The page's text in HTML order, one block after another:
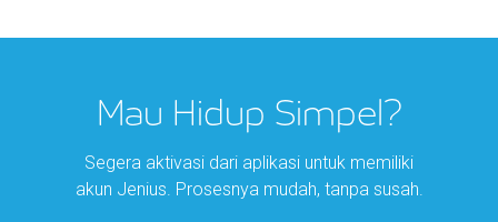
Mau Hidup Simpel?
Segera aktivasi dari aplikasi untuk memiliki
akun Jenius. Prosesnya mudah, tanpa susah.